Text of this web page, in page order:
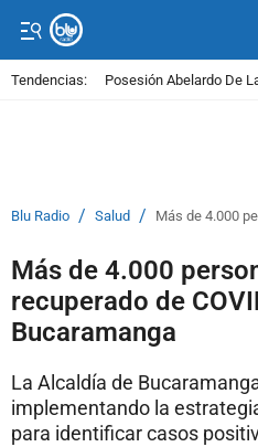
Tendencias: Posesión Abelardo De
Blu Radio / Salud / Más de 4.000
Más de 4.000
recuperado de
Bucaramanga
La Alcaldía de
implementando la
para identificar casos